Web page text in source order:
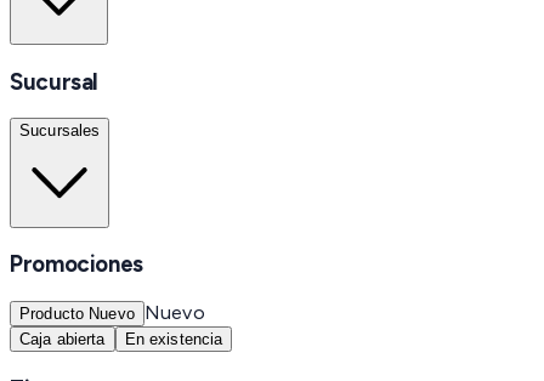
Sucursal
Sucursales
Promociones
Producto Nuevo Nuevo
Caja abierta En existencia